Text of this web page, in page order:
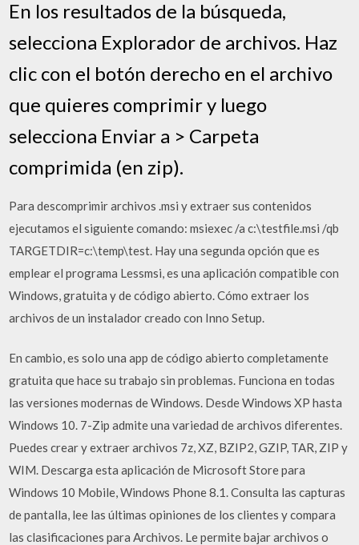
En los resultados de la búsqueda,
selecciona Explorador de archivos. Haz
clic con el botón derecho en el archivo
que quieres comprimir y luego
selecciona Enviar a > Carpeta
comprimida (en zip).
Para descomprimir archivos .msi y extraer sus contenidos
ejecutamos el siguiente comando: msiexec /a c:\testfile.msi /qb
TARGETDIR=c:\temp\test. Hay una segunda opción que es
emplear el programa Lessmsi, es una aplicación compatible con
Windows, gratuita y de código abierto. Cómo extraer los
archivos de un instalador creado con Inno Setup.
En cambio, es solo una app de código abierto completamente
gratuita que hace su trabajo sin problemas. Funciona en todas
las versiones modernas de Windows. Desde Windows XP hasta
Windows 10. 7-Zip admite una variedad de archivos diferentes.
Puedes crear y extraer archivos 7z, XZ, BZIP2, GZIP, TAR, ZIP y
WIM. Descarga esta aplicación de Microsoft Store para
Windows 10 Mobile, Windows Phone 8.1. Consulta las capturas
de pantalla, lee las últimas opiniones de los clientes y compara
las clasificaciones para Archivos. Le permite bajar archivos o